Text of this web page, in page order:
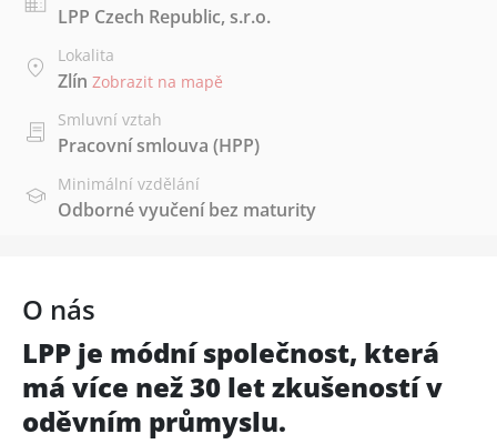
LPP Czech Republic, s.r.o.
Lokalita
Zlín Zobrazit na mapě
Smluvní vztah
Pracovní smlouva (HPP)
Minimální vzdělání
Odborné vyučení bez maturity
O nás
LPP je módní společnost, která
má více než 30 let zkušeností v
oděvním průmyslu.